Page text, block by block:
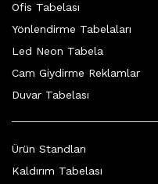
Ofis Tabelası
Yönlendirme Tabelaları
Led Neon Tabela
Cam Giydirme Reklamlar
Duvar Tabelası
Ürün Standları
Kaldırım Tabelası